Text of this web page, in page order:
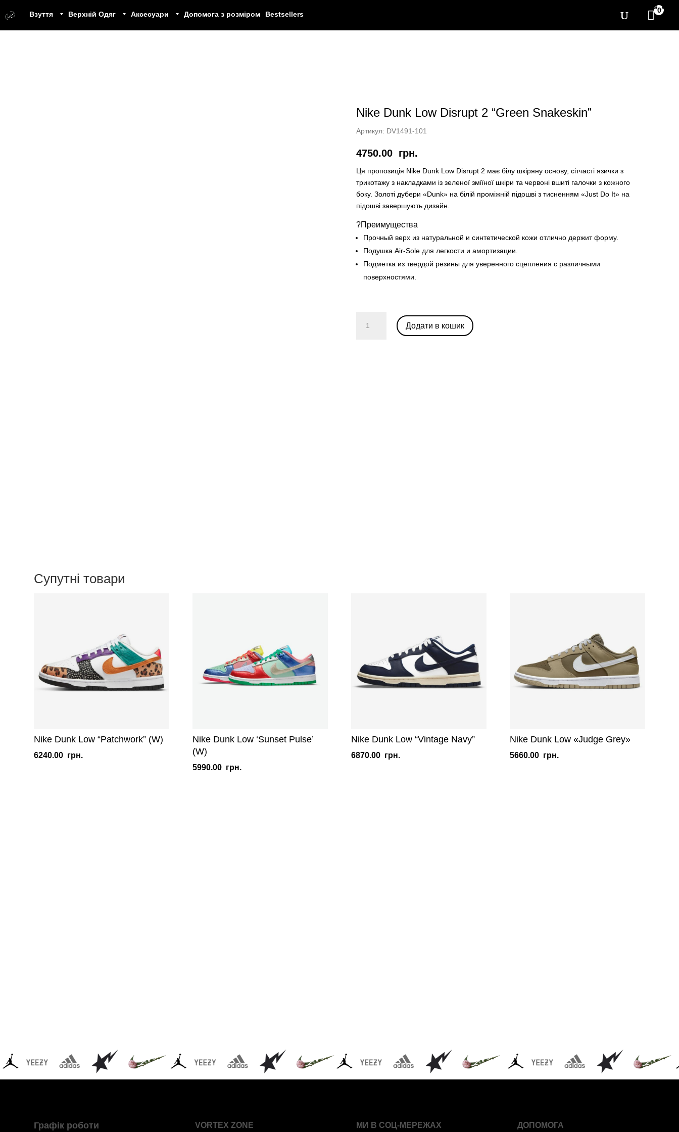
Взуття Верхній Одяг Аксесуари Допомога з розміром Bestsellers 0
Nike Dunk Low Disrupt 2 “Green Snakeskin”
Артикул: DV1491-101
4750.00 грн.
Ця пропозиція Nike Dunk Low Disrupt 2 має білу шкіряну основу, сітчасті язички з
трикотажу з накладками із зеленої зміїної шкіри та червоні вшиті галочки з кожного
боку. Золоті дубери «Dunk» на білій проміжній підошві з тисненням «Just Do It» на
підошві завершують дизайн.
?Преимущества
Прочный верх из натуральной и синтетической кожи отлично держит форму.
Подушка Air-Sole для легкости и амортизации.
Подметка из твердой резины для уверенного сцепления с различными
поверхностями.
Dunk
Додати в кошик
Супутні товари
Nike Dunk Low “Patchwork” (W)
6240.00 грн.
Nike Dunk Low ‘Sunset Pulse’
(W)
5990.00 грн.
Nike Dunk Low “Vintage Navy”
6870.00 грн.
Nike Dunk Low «Judge Grey»
5660.00 грн.
Графік роботи VORTEX ZONE МИ В СОЦ-МЕРЕЖАХ ДОПОМОГА